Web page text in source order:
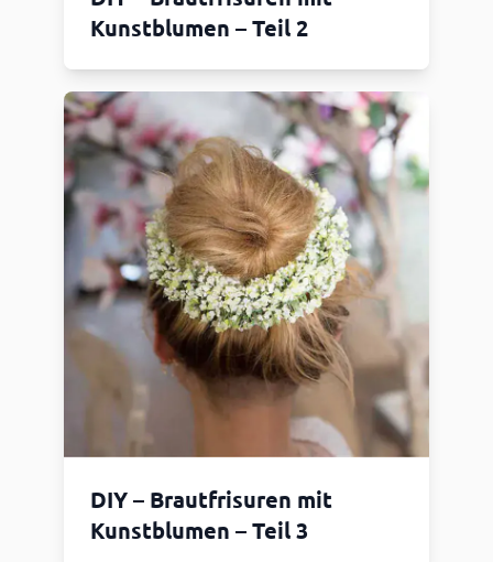
Kunstblumen – Teil 2
DIY – Brautfrisuren mit
Kunstblumen – Teil 3